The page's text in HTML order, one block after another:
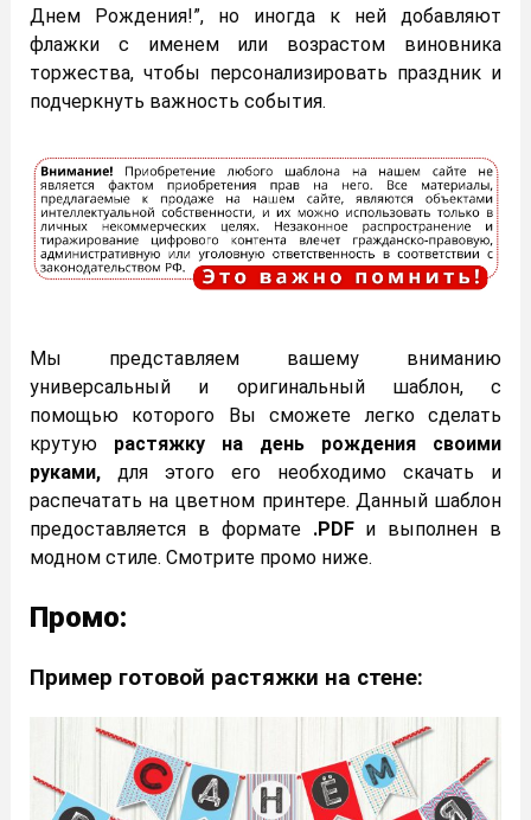
Днем Рождения!”, но иногда к ней добавляют
флажки с именем или возрастом виновника
торжества, чтобы персонализировать праздник и
подчеркнуть важность события.
Мы представляем вашему вниманию
универсальный и оригинальный шаблон, с
помощью которого Вы сможете легко сделать
крутую растяжку на день рождения своими
руками, для этого его необходимо скачать и
распечатать на цветном принтере. Данный шаблон
предоставляется в формате .PDFи выполнен в
модном стиле. Смотрите промо ниже.
Промо:
Пример готовой растяжки на стене: